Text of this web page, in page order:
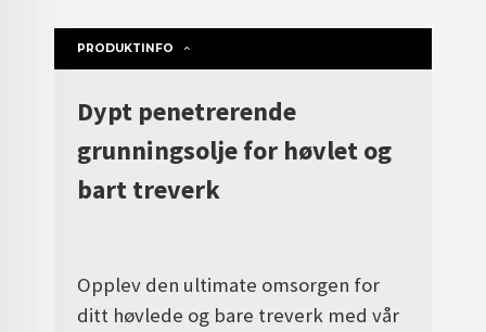
PRODUKTINFO
Dypt penetrerende
grunningsolje for høvlet og
bart treverk
Opplev den ultimate omsorgen for
ditt høvlede og bare treverk med vår